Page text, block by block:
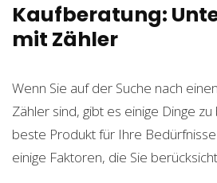
Kaufberatung:
mit Zähler
Wenn Sie auf der Suche nach
Zähler sind, gibt es einige Dinge
beste Produkt für Ihre
einige Faktoren, die Sie